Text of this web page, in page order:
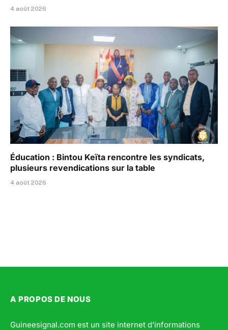
4 août 2026
Éducation : Bintou Keïta rencontre les syndicats,
plusieurs revendications sur la table
4 août 2026
A PROPOS DE NOUS
Guineesignal.com est un site internet d’informations